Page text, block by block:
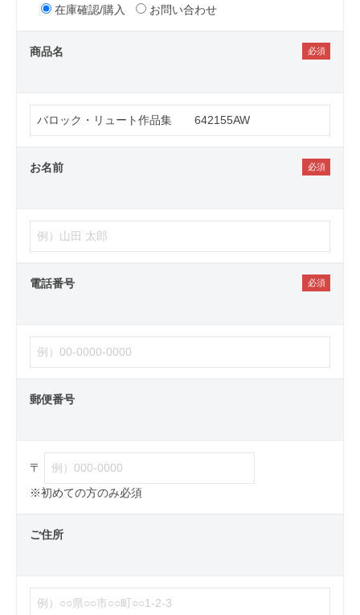
在庫確認/購入 お問い合わせ
商品名
お名前
電話番号
郵便番号
〒
※初めての方のみ必須
ご住所